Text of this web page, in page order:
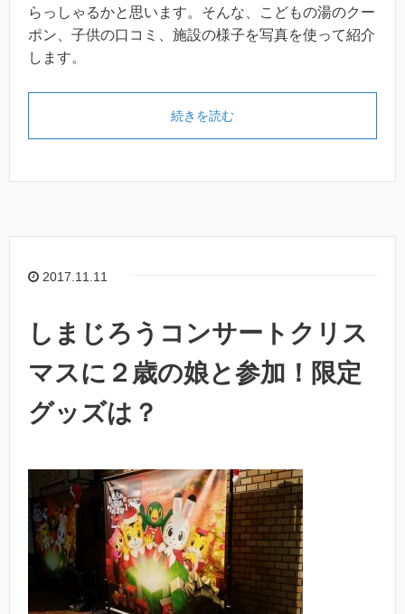
らっしゃるかと思います。そんな、こどもの湯のクー
ポン、子供の口コミ、施設の様子を写真を使って紹介
します。
続きを読む
2017.11.11
しまじろうコンサートクリス
マスに２歳の娘と参加！限定
グッズは？